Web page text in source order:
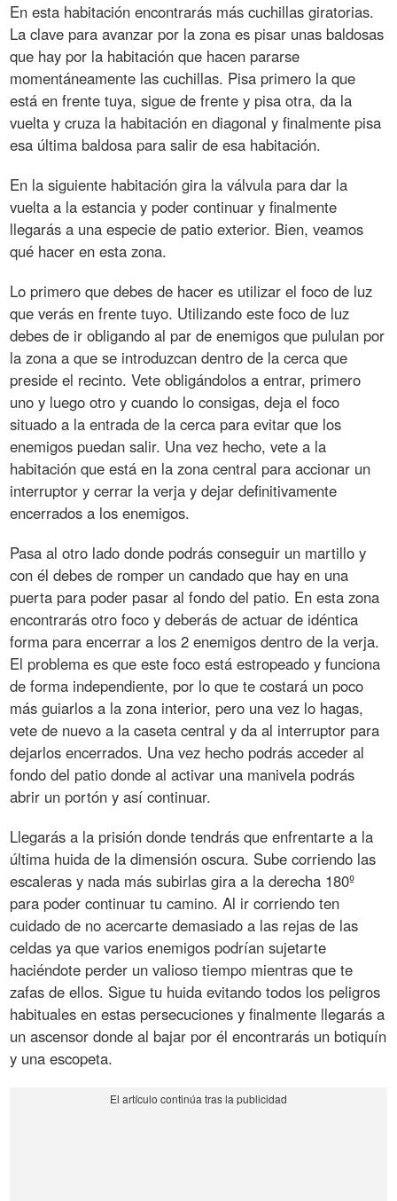
En esta habitación encontrarás más cuchillas giratorias.
La clave para avanzar por la zona es pisar unas baldosas
que hay por la habitación que hacen pararse
momentáneamente las cuchillas. Pisa primero la que
está en frente tuya, sigue de frente y pisa otra, da la
vuelta y cruza la habitación en diagonal y finalmente pisa
esa última baldosa para salir de esa habitación.
En la siguiente habitación gira la válvula para dar la
vuelta a la estancia y poder continuar y finalmente
llegarás a una especie de patio exterior. Bien, veamos
qué hacer en esta zona.
Lo primero que debes de hacer es utilizar el foco de luz
que verás en frente tuyo. Utilizando este foco de luz
debes de ir obligando al par de enemigos que pululan por
la zona a que se introduzcan dentro de la cerca que
preside el recinto. Vete obligándolos a entrar, primero
uno y luego otro y cuando lo consigas, deja el foco
situado a la entrada de la cerca para evitar que los
enemigos puedan salir. Una vez hecho, vete a la
habitación que está en la zona central para accionar un
interruptor y cerrar la verja y dejar definitivamente
encerrados a los enemigos.
Pasa al otro lado donde podrás conseguir un martillo y
con él debes de romper un candado que hay en una
puerta para poder pasar al fondo del patio. En esta zona
encontrarás otro foco y deberás de actuar de idéntica
forma para encerrar a los 2 enemigos dentro de la verja.
El problema es que este foco está estropeado y funciona
de forma independiente, por lo que te costará un poco
más guiarlos a la zona interior, pero una vez lo hagas,
vete de nuevo a la caseta central y da al interruptor para
dejarlos encerrados. Una vez hecho podrás acceder al
fondo del patio donde al activar una manivela podrás
abrir un portón y así continuar.
Llegarás a la prisión donde tendrás que enfrentarte a la
última huida de la dimensión oscura. Sube corriendo las
escaleras y nada más subirlas gira a la derecha 180º
para poder continuar tu camino. Al ir corriendo ten
cuidado de no acercarte demasiado a las rejas de las
celdas ya que varios enemigos podrían sujetarte
haciéndote perder un valioso tiempo mientras que te
zafas de ellos. Sigue tu huida evitando todos los peligros
habituales en estas persecuciones y finalmente llegarás a
un ascensor donde al bajar por él encontrarás un botiquín
y una escopeta.